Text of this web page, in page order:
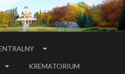
KREMATORIUM